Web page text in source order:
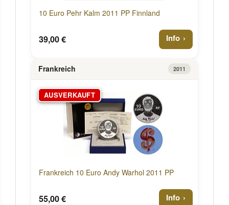
10 Euro Pehr Kalm 2011 PP Finnland
39,00 € Info
Frankreich 2011
AUSVERKAUFT
Frankreich 10 Euro Andy Warhol 2011 PP
55,00 € Info